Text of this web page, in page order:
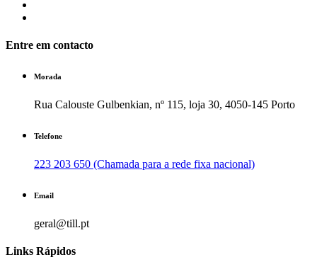
Entre em contacto
Morada
Rua Calouste Gulbenkian, nº 115, loja 30, 4050-145 Porto
Telefone
223 203 650 (Chamada para a rede fixa nacional)
Email
geral@till.pt
Links Rápidos